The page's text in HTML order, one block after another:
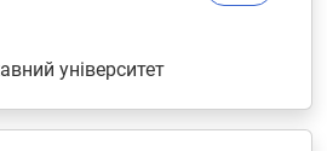
університет